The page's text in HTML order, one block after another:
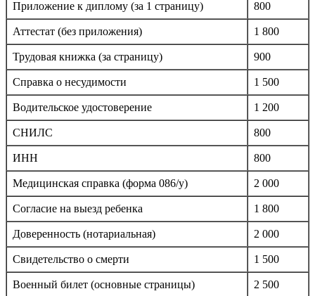
Приложение к диплому (за 1 страницу) 800
Аттестат (без приложения) 1 800
Трудовая книжка (за страницу) 900
Справка о несудимости 1 500
Водительское удостоверение 1 200
СНИЛС 800
ИНН 800
Медицинская справка (форма 086/у) 2 000
Согласие на выезд ребенка 1 800
Доверенность (нотариальная) 2 000
Свидетельство о смерти 1 500
Военный билет (основные страницы) 2 500